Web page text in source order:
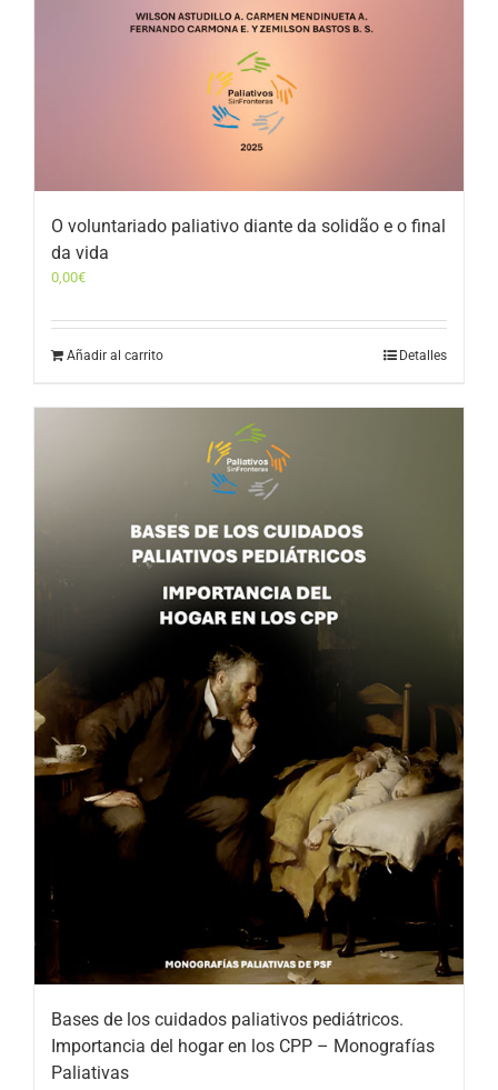
O voluntariado paliativo diante da solidão e o final
da vida
0,00€
Añadir al carrito Detalles
Bases de los cuidados paliativos pediátricos.
Importancia del hogar en los CPP – Monografías
Paliativas